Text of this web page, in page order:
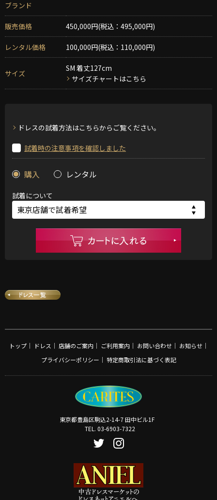
ブランド
販売価格 450,000円(税込：495,000円)
レンタル価格 100,000円(税込：110,000円)
サイズ
SM 着丈127cm
サイズチャートはこちら
ドレスの試着方法はこちらからご覧ください。
試着時の注意事項を確認しました
購入 レンタル
試着について
トップ｜ ドレス ｜ 店舗のご案内｜ ご利用案内｜ お問い合わせ｜ お知らせ｜
プライバシーポリシー ｜ 特定商取引法に基づく表記
東京都豊島区駒込2-14-7 田中ビル1F
TEL. 03-6903-7322